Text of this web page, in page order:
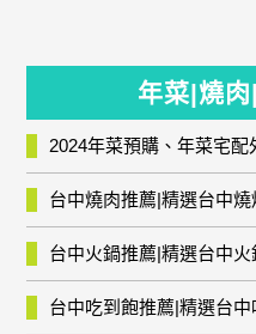
年菜|燒
台中燒肉推薦|精選台中燒
台中吃到飽推薦|精選台